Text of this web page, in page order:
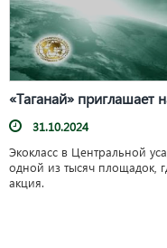
«Таганай» приглашает
31.10.2024
Экокласс в Центральной
одной из тысяч площадок,
акция.